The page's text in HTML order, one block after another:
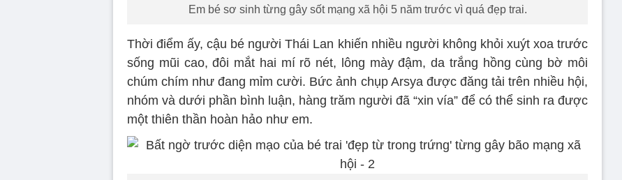
Em bé sơ sinh từng gây sốt mạng xã hội 5 năm trước vì quá đẹp trai.
Thời điểm ấy, cậu bé người Thái Lan khiến nhiều người không khỏi xuýt xoa trước
sống mũi cao, đôi mắt hai mí rõ nét, lông mày đậm, da trắng hồng cùng bờ môi
chúm chím như đang mỉm cười. Bức ảnh chụp Arsya được đăng tải trên nhiều hội,
nhóm và dưới phần bình luận, hàng trăm người đã “xin vía” để có thể sinh ra được
một thiên thần hoàn hảo như em.